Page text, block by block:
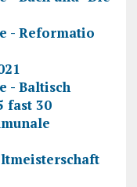
- Reformatio
- Baltisch
fast 30